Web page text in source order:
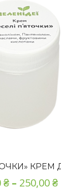
КРЕМ
₴– 250,00₴